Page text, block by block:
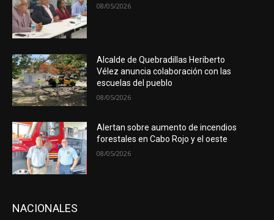
08/05/2026
Alcalde de Quebradillas Heriberto
Vélez anuncia colaboración con las
escuelas del pueblo
08/05/2026
Alertan sobre aumento de incendios
forestales en Cabo Rojo y el oeste
08/05/2026
NACIONALES